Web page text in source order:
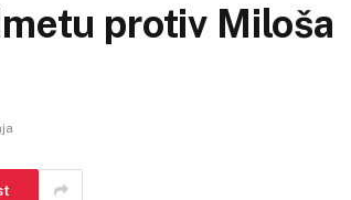
protiv Miloša